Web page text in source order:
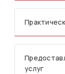
услуг